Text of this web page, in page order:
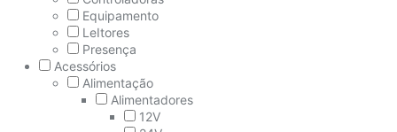
Equipamento
LeItores
Presença
Acessórios
Alimentação
Alimentadores
12V